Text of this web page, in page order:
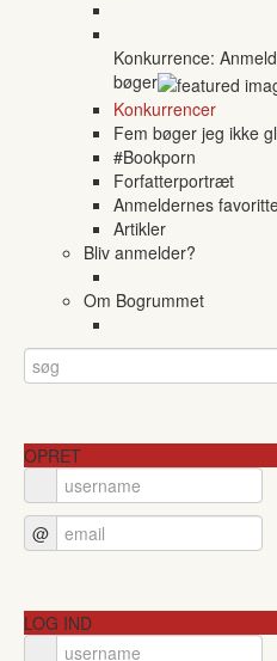
Konkurrence:
bøger
Konkurrencer
Fem bøger jeg ikke
#Bookporn
Forfatterportræt
Anmeldernes
Artikler
Bliv anmelder?
Om Bogrummet
OPRET
@
LOG IND